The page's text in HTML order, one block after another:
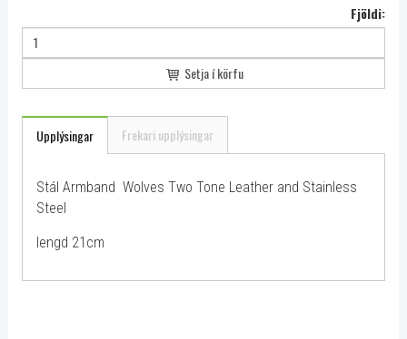
Fjöldi:
Setja í körfu
Upplýsingar Frekari upplýsingar
Stál Armband Wolves Two Tone Leather and Stainless
Steel
lengd 21cm